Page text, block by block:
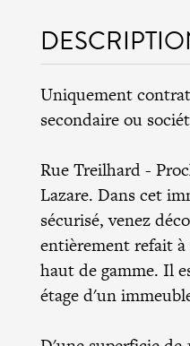
Uniquement
secondaire ou
Rue Treilhard -
Lazare. Dans cet
sécurisé, venez
entièrement refait
haut de gamme. Il
étage d'un